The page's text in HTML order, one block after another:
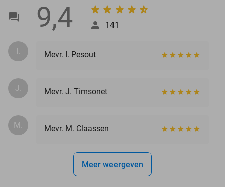
9,4 141
I. Mevr. I. Pesout
J. Mevr. J. Timsonet
M. Mevr. M. Claassen
Meer weergeven